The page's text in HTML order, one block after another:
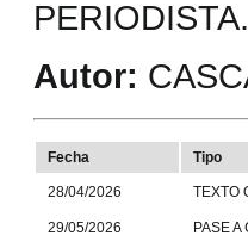
Autor:
Fecha Tipo
28/04/2026 TEXTO
29/05/2026 PASE A